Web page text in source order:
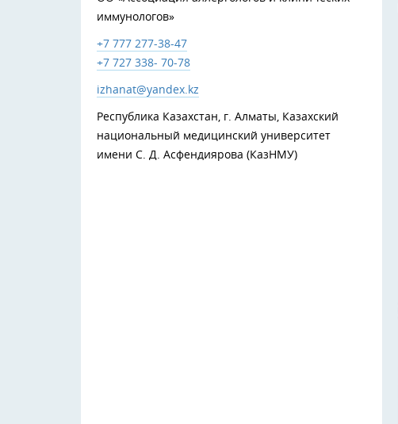
иммунологов»
+7 777 277-38-47
+7 727 338- 70-78
izhanat@yandex.kz
Республика Казахстан, г. Алматы, Казахский
национальный медицинский университет
имени С. Д. Асфендиярова (КазНМУ)